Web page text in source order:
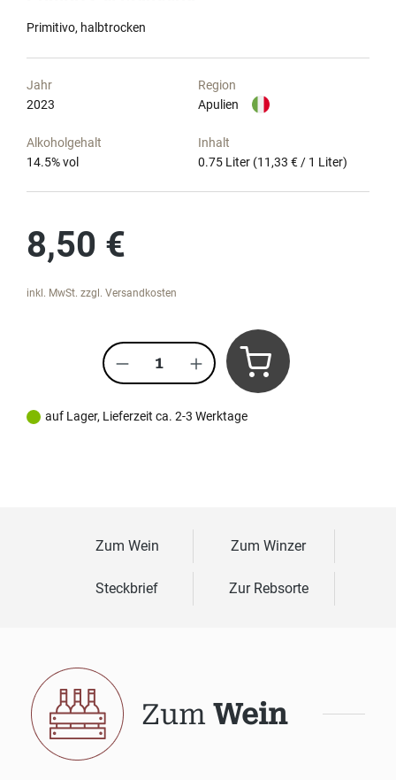
Primitivo halbtrocken
Jahr
2023
Region
Apulien
Alkoholgehalt
14.5% vol
Inhalt
0.75 Liter (11,33 € / 1 Liter)
8,50 €
inkl. MwSt. zzgl. Versandkosten
Produkt Anzahl: Gib den
auf Lager, Lieferzeit ca. 2-3 Werktage
Zum Wein Zum Winzer
Steckbrief Zur Rebsorte
Zum Wein